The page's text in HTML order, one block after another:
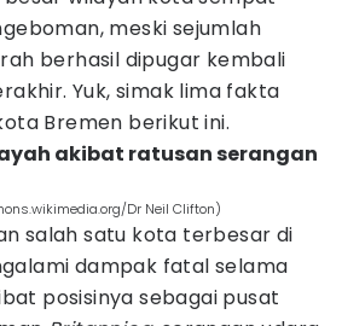
meski sejumlah
berhasil dipugar kembali
Yuk, simak lima fakta
Bremen berikut ini.
akibat ratusan serangan
Dr Neil Clifton)
salah satu kota terbesar di
dampak fatal selama
posisinya sebagai pusat